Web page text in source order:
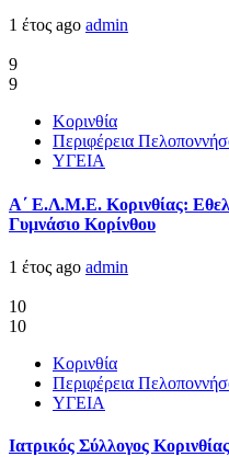
1 έτος ago admin
9
9
Κορινθία
Περιφέρεια
ΥΓΕΙΑ
Α΄ Ε.Λ.Μ.Ε. Κορινθίας:
Γυμνάσιο Κορίνθου
1 έτος ago admin
10
10
Κορινθία
Περιφέρεια
ΥΓΕΙΑ
Ιατρικός Σύλλογος